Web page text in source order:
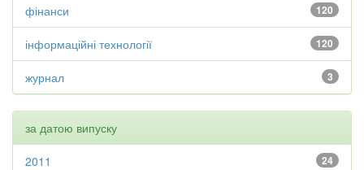
120
фінанси
120
інформаційні технології
3
журнал
за датою випуску
24
2011